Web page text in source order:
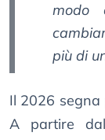
modo
più di
Il 2026 segna
A partire